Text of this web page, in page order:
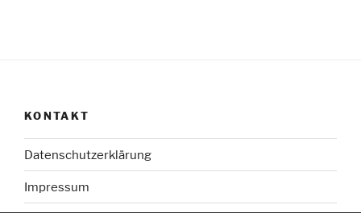
KONTAKT
Datenschutzerklärung
Impressum